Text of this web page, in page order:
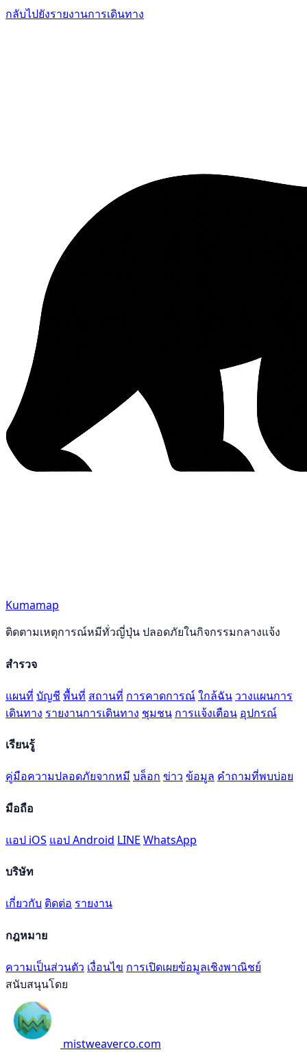
กลับไปยังรายงานการเดินทาง
Kumamap
ติดตามเหตุการณ์หมีทั่วญี่ปุ่น ปลอดภัยในกิจกรรมกลางแจ้ง
สำรวจ
แผนที่ บัญชี พื้นที่ สถานที่ การคาดการณ์ใกล้ฉัน วางแผนการ
เดินทาง รายงานการเดินทาง ชุมชน การแจ้งเตือน อุปกรณ์
เรียนรู้
คู่มือความปลอดภัยจากหมี บล็อก ข่าว ข้อมูล คำถามที่พบบ่อย
มือถือ
แอป iOS แอป Android LINE WhatsApp
บริษัท
เกี่ยวกับ ติดต่อ รายงาน
กฎหมาย
ความเป็นส่วนตัว เงื่อนไข การเปิดเผยข้อมูลเชิงพาณิชย์
สนับสนุนโดย
mistweaverco.com